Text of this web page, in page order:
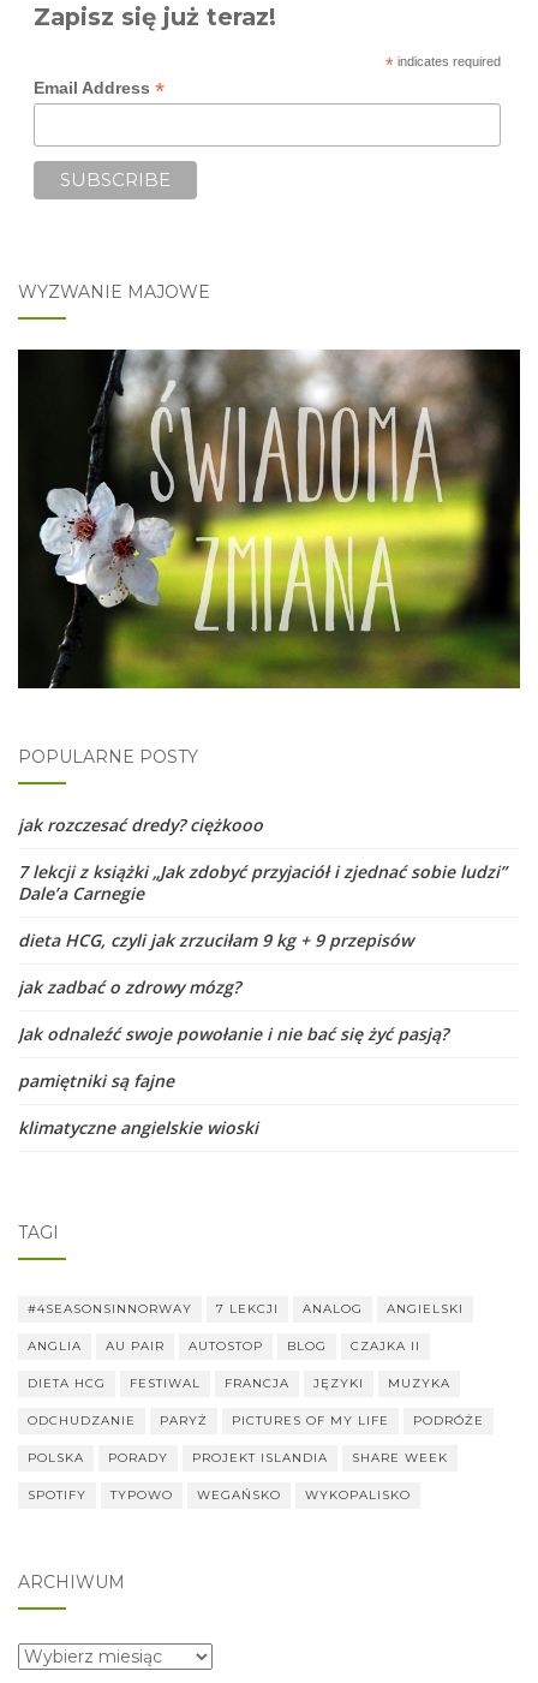
Zapisz się już teraz!
*indicates required
Email Address *
WYZWANIE MAJOWE
POPULARNE POSTY
jak rozczesać dredy? ciężkooo
7 lekcji z książki „Jak zdobyć przyjaciół i zjednać sobie ludzi”
Dale’a Carnegie
dieta HCG, czyli jak zrzuciłam 9 kg + 9 przepisów
jak zadbać o zdrowy mózg?
Jak odnaleźć swoje powołanie i nie bać się żyć pasją?
pamiętniki są fajne
klimatyczne angielskie wioski
TAGI
#4SEASONSINNORWAY 7 LEKCJI ANALOG ANGIELSKI
ANGLIA AU PAIR AUTOSTOP BLOG CZAJKA II
DIETA HCG FESTIWAL FRANCJA JĘZYKI MUZYKA
ODCHUDZANIE PARYŻ PICTURES OF MY LIFE PODRÓŻE
POLSKA PORADY PROJEKT ISLANDIA SHARE WEEK
SPOTIFY TYPOWO WEGAŃSKO WYKOPALISKO
ARCHIWUM
archiwum